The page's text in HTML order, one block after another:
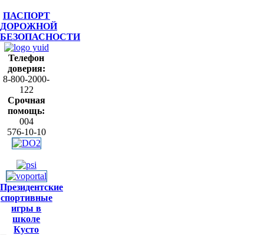
ПАСПОРТ
ДОРОЖНОЙ
БЕЗОПАСНОСТИ
Телефон
доверия:
8-800-2000-
122
Срочная
помощь:
004
576-10-10
Президентские
спортивные
игры в
школе
Кусто